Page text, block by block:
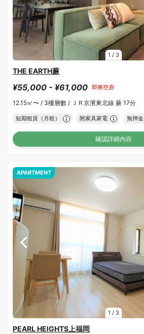
1 / 3
THE EARTH蕨
¥55,000 - ¥61,000 即將空房
12.15㎡〜 / 3樓層數 / ＪＲ京濱東北線 蕨 17分
短期租賃（月租） 附家具家電 無押金
確認詳細內容
1 / 3
APARTMENT
PEARL HEIGHTS上福岡